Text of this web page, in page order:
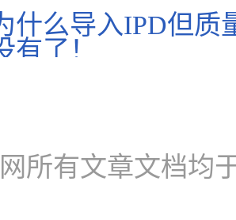
什么导入IPD但质
有了！
所有文章文档均